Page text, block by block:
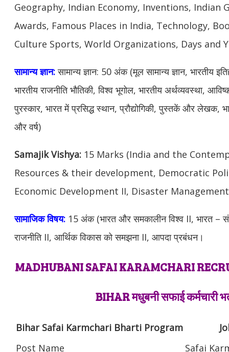
Geography, Indian Economy, Inventions, Indian
Awards, Famous Places in India, Technology,
Culture Sports, World Organizations, Days and
सामान्य ज्ञान:सामान्य ज्ञान: 50 अंक (मूल सामान्य ज्ञान, भारतीय
भारतीय राजनीति भौतिकी, विश्व भूगोल, भारतीय अर्थव्यवस्था,
पुरस्कार, भारत में प्रसिद्ध स्थान, प्रौद्योगिकी, पुस्तकें और लेखक,
और वर्ष)
Samajik Vishya: 15 Marks (India and the
Resources & their development, Democratic
Economic Development II, Disaster
सामाजिक विषय: 15 अंक (भारत और समकालीन विश्व II, भारत –
राजनीति II, आर्थिक विकास को समझना II, आपदा प्रबंधन।
MADHUBANI SAFAI KARAMCHARI
BIHAR मधुबनी सफाई कर्मचारी
Bihar Safai Karmchari Bharti Program
Post Name
Safai